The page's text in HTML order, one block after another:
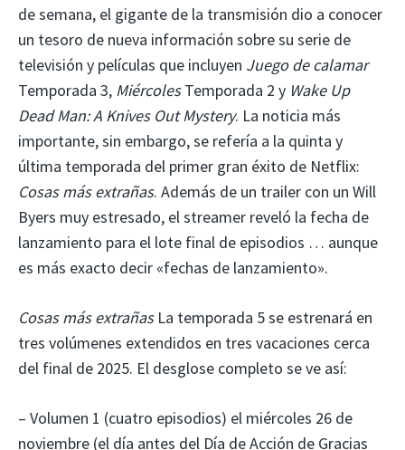
de semana, el gigante de la transmisión dio a conocer
un tesoro de nueva información sobre su serie de
televisión y películas que incluyen Juego de calamar
Temporada 3, MiércolesTemporada 2 y Wake Up
Dead Man: A Knives Out Mystery. La noticia más
importante, sin embargo, se refería a la quinta y
última temporada del primer gran éxito de Netflix:
Cosas más extrañas. Además de un trailer con un Will
Byers muy estresado, el streamer reveló la fecha de
lanzamiento para el lote final de episodios … aunque
es más exacto decir «fechas de lanzamiento».
Cosas más extrañasLa temporada 5 se estrenará en
tres volúmenes extendidos en tres vacaciones cerca
del final de 2025. El desglose completo se ve así:
– Volumen 1 (cuatro episodios) el miércoles 26 de
noviembre (el día antes del Día de Acción de Gracias